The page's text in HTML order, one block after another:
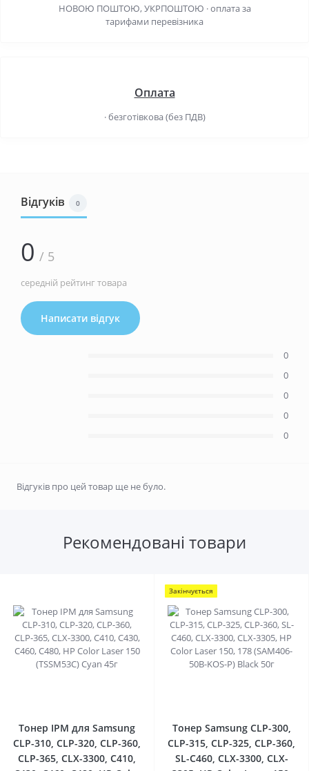
НОВОЮ ПОШТОЮ, УКРПОШТОЮ · оплата за
тарифами перевізника
Оплата
· безготівкова (без ПДВ)
Відгуків 0
0 / 5
середній рейтинг товара
Написати відгук
0
0
0
0
0
Відгуків про цей товар ще не було.
Рекомендовані товари
Тонер IPM для Samsung
CLP-310, CLP-320, CLP-360,
CLP-365, CLX-3300, C410,
Закінчується
Тонер Samsung CLP-300,
CLP-315, CLP-325, CLP-360,
SL-C460, CLX-3300, CLX-